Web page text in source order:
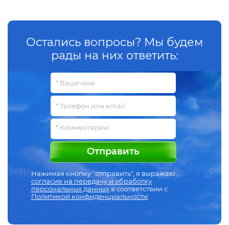
Остались вопросы? Мы будем
рады на них ответить:
Отправить
Нажимая кнопку "отправить", я выражаю
согласие на передачу и обработку
персональных данныхв соответствии с
Политикой конфиденциальности: